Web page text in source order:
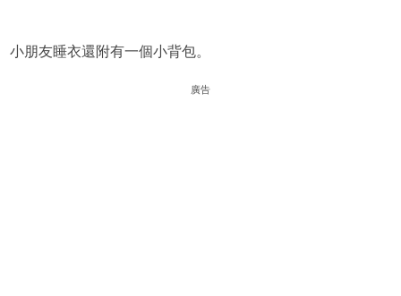
小朋友睡衣還附有一個小背包。
廣告